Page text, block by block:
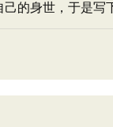
的身世，于是写